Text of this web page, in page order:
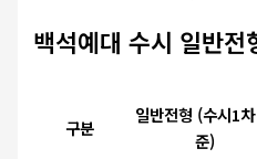
백석예대 수시 일반
구분
일반전형 (수시1
준)